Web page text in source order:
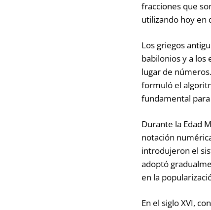
fracciones que
utilizando hoy en
Los griegos
babilonios y a los
lugar de
formuló el
fundamental
Durante la Edad
notación
introdujeron el
adoptó
en la
En el siglo XVI,